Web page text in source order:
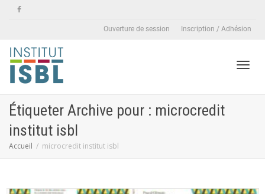
Ouverture de session Inscription / Adhésion
Étiqueter Archive pour : microcredit
institut isbl
Accueil microcredit institut isbl